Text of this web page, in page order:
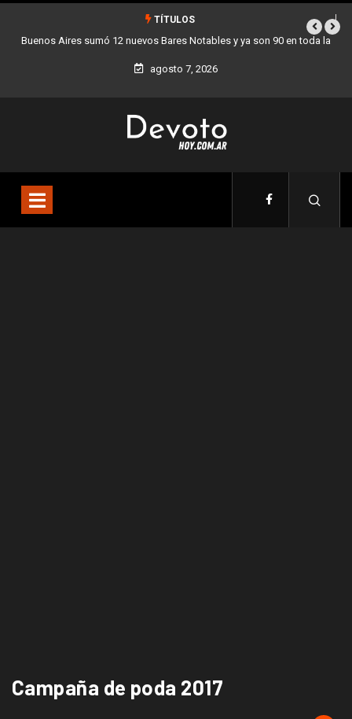
TÍTULOS
y ya son 90 en toda la Los stands móviles de la Ciudad llegan esta
agosto 7, 2026
Campaña de poda 2017